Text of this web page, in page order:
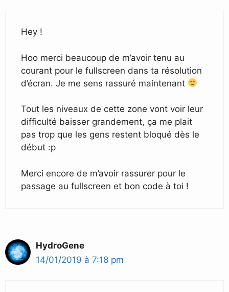
Hey !
Hoo merci beaucoup de m’avoir tenu au
courant pour le fullscreen dans ta résolution
d’écran. Je me sens rassuré maintenant
Tout les niveaux de cette zone vont voir leur
difficulté baisser grandement, ça me plait
pas trop que les gens restent bloqué dès le
début :p
Merci encore de m’avoir rassurer pour le
passage au fullscreen et bon code à toi !
HydroGene
14/01/2019 à 7:18 pm